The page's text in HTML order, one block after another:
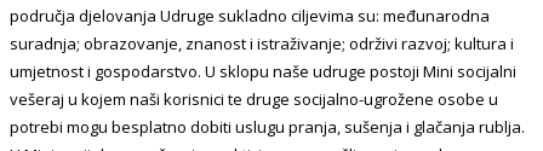
područja djelovanja Udruge sukladno ciljevima su: međunarodna
suradnja; obrazovanje, znanost i istraživanje; održivi razvoj; kultura i
umjetnost i gospodarstvo. U sklopu naše udruge postoji Mini socijalni
vešeraj u kojem naši korisnici te druge socijalno-ugrožene osobe u
potrebi mogu besplatno dobiti uslugu pranja, sušenja i glačanja rublja.